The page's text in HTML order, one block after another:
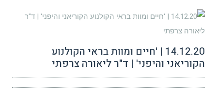
14.12.20 | 'חיים ומוות בראי הקולנוע
הקוריאני והיפני' | ד"ר ליאורה צרפתי